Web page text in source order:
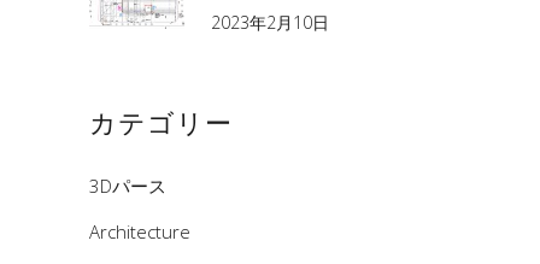
2023年2月10日
カテゴリー
3Dパース
Architecture